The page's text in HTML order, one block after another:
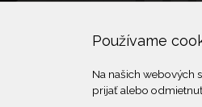
Používame
Na našich webových
prijať alebo